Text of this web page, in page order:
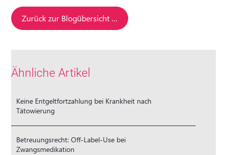
Zurück zur Blogübersicht …
Ähnliche Artikel
Keine Entgeltfortzahlung bei Krankheit nach
Tätowierung
Betreuungsrecht: Off-Label-Use bei
Zwangsmedikation